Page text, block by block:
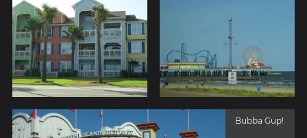
Bubba Gup!